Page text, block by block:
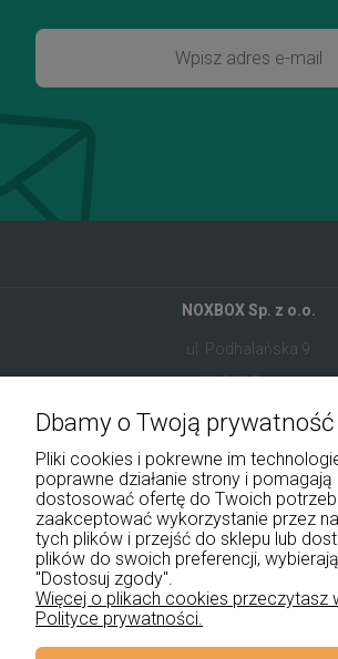
NOXBOX Sp. z o.o.
ul. Podhalańska 9
41-907 Bytom
+48 534 555 344
sklep@noxbox.pl
Pomoc
Płatności i dostawa
Dbamy o Twoją prywatność
Pliki cookies i pokrewne im
poprawne działanie strony i pomagają
dostosować ofertę do Twoich
zaakceptować wykorzystanie przez
tych plików i przejść do sklepu lub
plików do swoich preferencji,
"Dostosuj zgody".
Więcej o plikach cookies przeczytasz
Polityce prywatności.